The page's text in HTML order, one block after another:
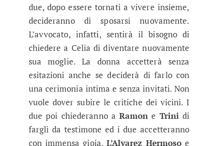
due, dopo essere tornati a vivere insieme,
decideranno di sposarsi nuovamente.
L’avvocato, infatti, sentirà il bisogno di
chiedere a Celia di diventare nuovamente
sua moglie. La donna accetterà senza
esitazioni anche se deciderà di farlo con
una cerimonia intima e senza invitati. Non
vuole dover subire le critiche dei vicini. I
due poi chiederanno aRamone Trini di
fargli da testimone ed i due accetteranno
con immensa gioia. L’Alvarez Hermoso e